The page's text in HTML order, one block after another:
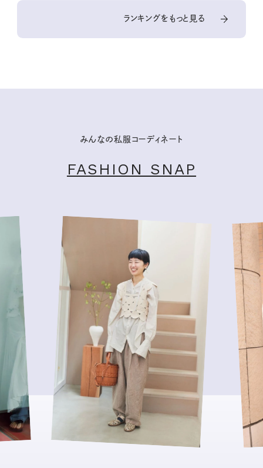
ランキングをもっと見る
みんなの私服コーディネート
FASHION SNAP